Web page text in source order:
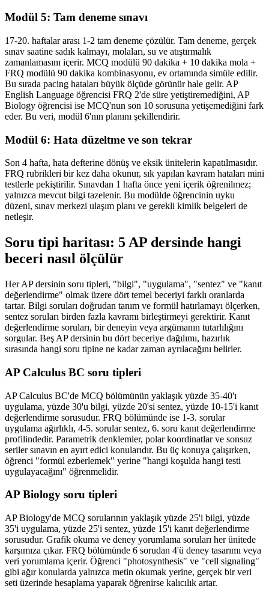
Modül 5: Tam deneme sınavı
17-20. haftalar arası 1-2 tam deneme çözülür. Tam deneme, gerçek
sınav saatine sadık kalmayı, molaları, su ve atıştırmalık
zamanlamasını içerir. MCQ modülü 90 dakika + 10 dakika mola +
FRQ modülü 90 dakika kombinasyonu, ev ortamında simüle edilir.
Bu sırada pacing hataları büyük ölçüde görünür hale gelir. AP
English Language öğrencisi FRQ 2'de süre yetiştiremediğini, AP
Biology öğrencisi ise MCQ'nun son 10 sorusuna yetişemediğini fark
eder. Bu veri, modül 6'nın planını şekillendirir.
Modül 6: Hata düzeltme ve son tekrar
Son 4 hafta, hata defterine dönüş ve eksik ünitelerin kapatılmasıdır.
FRQ rubrikleri bir kez daha okunur, sık yapılan kavram hataları mini
testlerle pekiştirilir. Sınavdan 1 hafta önce yeni içerik öğrenilmez;
yalnızca mevcut bilgi tazelenir. Bu modülde öğrencinin uyku
düzeni, sınav merkezi ulaşım planı ve gerekli kimlik belgeleri de
netleşir.
Soru tipi haritası: 5 AP dersinde hangi
beceri nasıl ölçülür
Her AP dersinin soru tipleri, "bilgi", "uygulama", "sentez" ve "kanıt
değerlendirme" olmak üzere dört temel beceriyi farklı oranlarda
tartar. Bilgi soruları doğrudan tanım ve formül hatırlamayı ölçerken,
sentez soruları birden fazla kavramı birleştirmeyi gerektirir. Kanıt
değerlendirme soruları, bir deneyin veya argümanın tutarlılığını
sorgular. Beş AP dersinin bu dört beceriye dağılımı, hazırlık
sırasında hangi soru tipine ne kadar zaman ayrılacağını belirler.
AP Calculus BC soru tipleri
AP Calculus BC'de MCQ bölümünün yaklaşık yüzde 35-40'ı
uygulama, yüzde 30'u bilgi, yüzde 20'si sentez, yüzde 10-15'i kanıt
değerlendirme sorusudur. FRQ bölümünde ise 1-3. sorular
uygulama ağırlıklı, 4-5. sorular sentez, 6. soru kanıt değerlendirme
profilindedir. Parametrik denklemler, polar koordinatlar ve sonsuz
seriler sınavın en ayırt edici konularıdır. Bu üç konuya çalışırken,
öğrenci "formül ezberlemek" yerine "hangi koşulda hangi testi
uygulayacağını" öğrenmelidir.
AP Biology soru tipleri
AP Biology'de MCQ sorularının yaklaşık yüzde 25'i bilgi, yüzde
35'i uygulama, yüzde 25'i sentez, yüzde 15'i kanıt değerlendirme
sorusudur. Grafik okuma ve deney yorumlama soruları her ünitede
karşımıza çıkar. FRQ bölümünde 6 sorudan 4'ü deney tasarımı veya
veri yorumlama içerir. Öğrenci "photosynthesis" ve "cell signaling"
gibi ağır konularda yalnızca metin okumak yerine, gerçek bir veri
seti üzerinde hesaplama yaparak öğrenirse kalıcılık artar.